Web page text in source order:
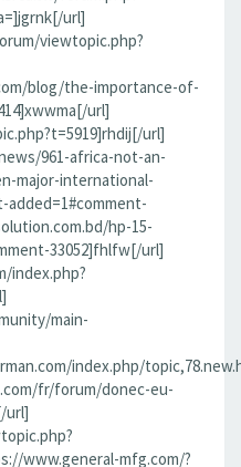
url]
viewtopic.php?
blog/the-importance-of-
url]
url]
961-africa-not-an-
major-international-
added=1#comment-
hp-15-
33052]fhlfw[/url]
index.php?
main-
index.php/
fr/forum/donec-eu-
url]
www.general-mfg.com/?